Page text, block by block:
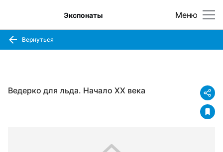
Меню
Экспонаты
Вернуться
Ведерко для льда. Начало XX века